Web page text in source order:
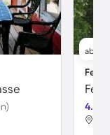
ab
4.5